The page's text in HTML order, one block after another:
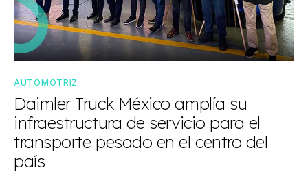
AUTOMOTRIZ
Daimler Truck México amplía su
infraestructura de servicio para el
transporte pesado en el centro del
país